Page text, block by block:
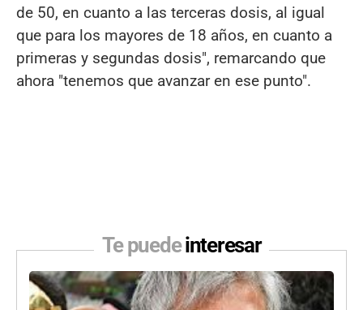
de 50, en cuanto a las terceras dosis, al igual
que para los mayores de 18 años, en cuanto a
primeras y segundas dosis", remarcando que
ahora "tenemos que avanzar en ese punto".
Te puedeinteresar